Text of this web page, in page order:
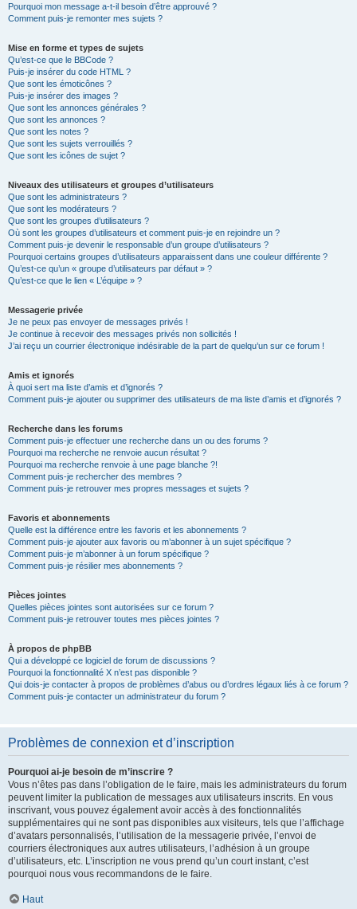
Pourquoi mon message a-t-il besoin d’être approuvé ?
Comment puis-je remonter mes sujets ?
Mise en forme et types de sujets
Qu’est-ce que le BBCode ?
Puis-je insérer du code HTML ?
Que sont les émoticônes ?
Puis-je insérer des images ?
Que sont les annonces générales ?
Que sont les annonces ?
Que sont les notes ?
Que sont les sujets verrouillés ?
Que sont les icônes de sujet ?
Niveaux des utilisateurs et groupes d’utilisateurs
Que sont les administrateurs ?
Que sont les modérateurs ?
Que sont les groupes d’utilisateurs ?
Où sont les groupes d’utilisateurs et comment puis-je en rejoindre un ?
Comment puis-je devenir le responsable d’un groupe d’utilisateurs ?
Pourquoi certains groupes d’utilisateurs apparaissent dans une couleur différente ?
Qu’est-ce qu’un « groupe d’utilisateurs par défaut » ?
Qu’est-ce que le lien « L’équipe » ?
Messagerie privée
Je ne peux pas envoyer de messages privés !
Je continue à recevoir des messages privés non sollicités !
J’ai reçu un courrier électronique indésirable de la part de quelqu’un sur ce forum !
Amis et ignorés
À quoi sert ma liste d’amis et d’ignorés ?
Comment puis-je ajouter ou supprimer des utilisateurs de ma liste d’amis et d’ignorés ?
Recherche dans les forums
Comment puis-je effectuer une recherche dans un ou des forums ?
Pourquoi ma recherche ne renvoie aucun résultat ?
Pourquoi ma recherche renvoie à une page blanche ?!
Comment puis-je rechercher des membres ?
Comment puis-je retrouver mes propres messages et sujets ?
Favoris et abonnements
Quelle est la différence entre les favoris et les abonnements ?
Comment puis-je ajouter aux favoris ou m’abonner à un sujet spécifique ?
Comment puis-je m’abonner à un forum spécifique ?
Comment puis-je résilier mes abonnements ?
Pièces jointes
Quelles pièces jointes sont autorisées sur ce forum ?
Comment puis-je retrouver toutes mes pièces jointes ?
À propos de phpBB
Qui a développé ce logiciel de forum de discussions ?
Pourquoi la fonctionnalité X n’est pas disponible ?
Qui dois-je contacter à propos de problèmes d’abus ou d’ordres légaux liés à ce forum ?
Comment puis-je contacter un administrateur du forum ?
Problèmes de connexion et d’inscription
Pourquoi ai-je besoin de m’inscrire ?
Vous n’êtes pas dans l’obligation de le faire, mais les administrateurs du forum
peuvent limiter la publication de messages aux utilisateurs inscrits. En vous
inscrivant, vous pouvez également avoir accès à des fonctionnalités
supplémentaires qui ne sont pas disponibles aux visiteurs, tels que l’affichage
d’avatars personnalisés, l’utilisation de la messagerie privée, l’envoi de
courriers électroniques aux autres utilisateurs, l’adhésion à un groupe
d’utilisateurs, etc. L’inscription ne vous prend qu’un court instant, c’est
pourquoi nous vous recommandons de le faire.
Haut